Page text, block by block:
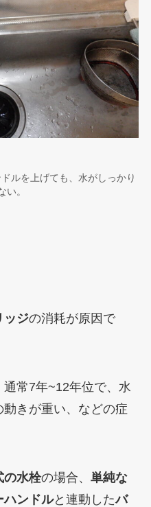
を上げても、水がしっかり
い。
ッジの消耗が原因で
通常7年~12年位で、水
きが重い、などの症
の水栓の場合、 単純な
ハンドルと連動したバ